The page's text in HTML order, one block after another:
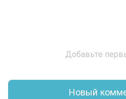
Добавьте
Новый